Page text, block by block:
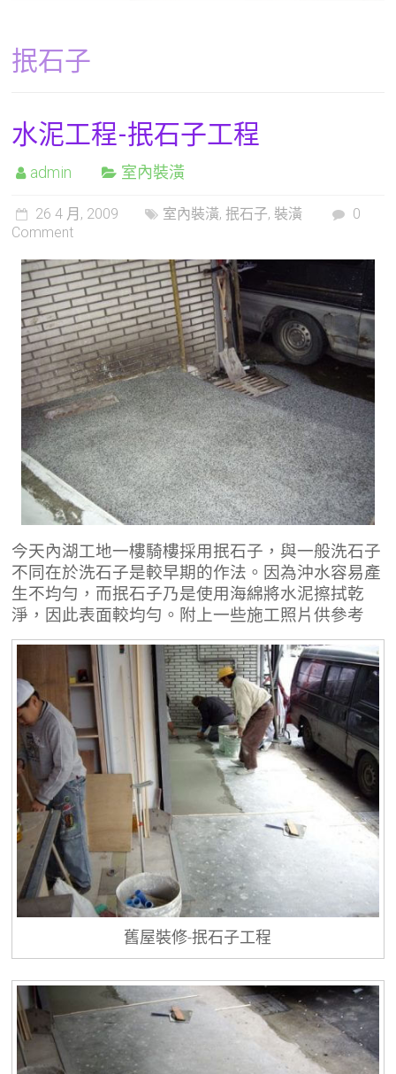
抿石子
水泥工程-抿石子工程
admin 室內裝潢
26 4 月, 2009 室內裝潢,抿石子, 裝潢
0
Comment
今天內湖工地一樓騎樓採用抿石子，與一般洗石子
不同在於洗石子是較早期的作法。因為沖水容易產
生不均勻，而抿石子乃是使用海綿將水泥擦拭乾
淨，因此表面較均勻。附上一些施工照片供參考
舊屋裝修-抿石子工程